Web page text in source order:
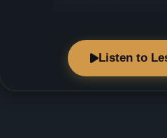
Mine läbi pargi.
Listen to